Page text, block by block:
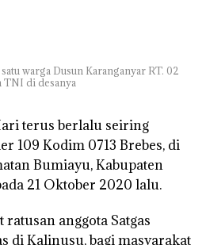
warga Dusun Karanganyar RT. 02
TNI di desanya
terus berlalu seiring
109 Kodim 0713 Brebes, di
Bumiayu, Kabupaten
21 Oktober 2020 lalu.
ratusan anggota Satgas
di Kalinusu, bagi masyarakat